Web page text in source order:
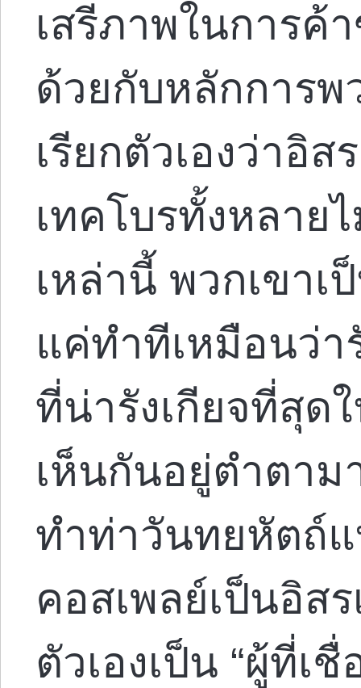
เสรีภาพในการค้
ด้วยกับหลักการพ
เรียกตัวเองว่าอิ
เทคโบรทั้งหลาย
เหล่านี้ พวกเขาเ
แค่ทำทีเหมือนว่า
ที่น่ารังเกียจที่สุด
เห็นกันอยู่ตำตาม
ทำท่าวันทยหัตถ์
คอสเพลย์เป็นอิส
ตัวเองเป็น “ผู้ที่เ